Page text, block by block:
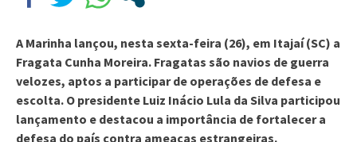
A Marinha lançou, nesta sexta-feira (26), em Itajaí (SC) a
Fragata Cunha Moreira. Fragatas são navios de guerra
velozes, aptos a participar de operações de defesa e
escolta. O presidente Luiz Inácio Lula da Silva participou
lançamento e destacou a importância de fortalecer a
defesa do país contra ameaças estrangeiras.